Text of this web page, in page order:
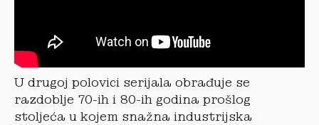
U drugoj polovici serijala obrađuje se
razdoblje 70-ih i 80-ih godina prošlog
stoljeća u kojem snažna industrijska